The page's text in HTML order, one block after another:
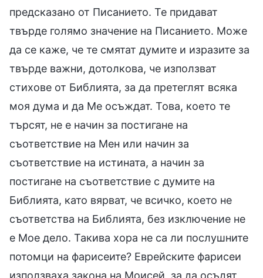
предсказано от Писанието. Те придават
твърде голямо значение на Писанието. Може
да се каже, че те смятат думите и изразите за
твърде важни, дотолкова, че използват
стихове от Библията, за да претеглят всяка
моя дума и да Ме осъждат. Това, което те
търсят, не е начин за постигане на
съответствие на Мен или начин за
съответствие на истината, а начин за
постигане на съответствие с думите на
Библията, като вярват, че всичко, което не
съответства на Библията, без изключение не
е Мое дело. Такива хора не са ли послушните
потомци на фарисеите? Еврейските фарисеи
използваха закона на Моисей, за да осъдят